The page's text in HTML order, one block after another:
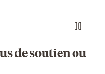
de soutien ou